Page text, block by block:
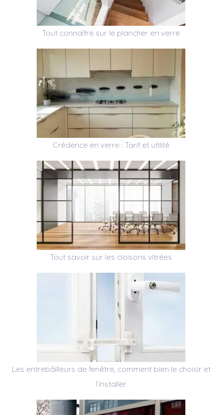
Tout connaître sur le plancher en verre
Crédence en verre : Tarif et utilité
Tout savoir sur les cloisons vitrées
Les entrebâilleurs de fenêtre, comment bien le choisir et
l’installer